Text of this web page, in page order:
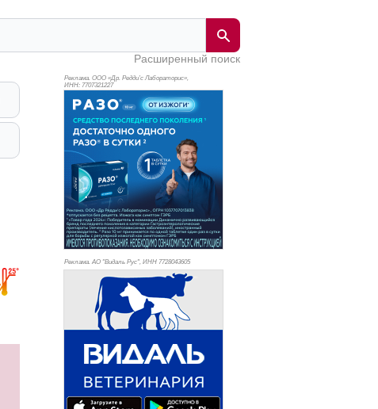
Расширенный поиск
Реклама. ООО «Др. Редди’с Лабораторис»,
ИНН: 7707321227
Реклама. АО "Видаль Рус", ИНН 7728043605